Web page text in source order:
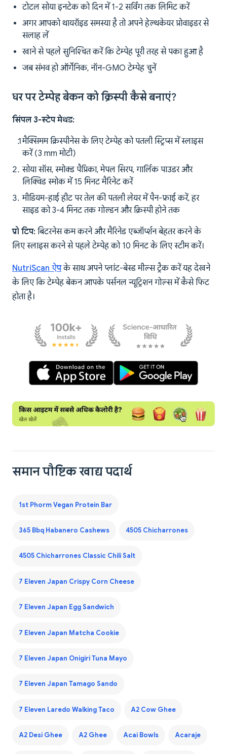
टोटल सोया इनटेक को दिन में 1-2 सर्विंग तक लिमिट करें
अगर आपको थायरॉइड समस्या है तो अपने हेल्थकेयर प्रोवाइडर से
सलाह लें
खाने से पहले सुनिश्चित करें कि टेम्पेह पूरी तरह से पका हुआ है
जब संभव हो ऑर्गेनिक, नॉन-GMO टेम्पेह चुनें
घर पर टेम्पेह बेकन को क्रिस्पी कैसे बनाएं?
सिंपल 3-स्टेप मेथड:
मैक्सिमम क्रिस्पीनेस के लिए टेम्पेह को पतली स्ट्रिप्स में स्लाइस
करें (3 mm मोटी)
सोया सॉस, स्मोक्ड पैप्रिका, मेपल सिरप, गार्लिक पाउडर और
लिक्विड स्मोक में 15 मिनट मैरिनेट करें
मीडियम-हाई हीट पर तेल की पतली लेयर में पैन-फ्राई करें, हर
साइड को 3-4 मिनट तक गोल्डन और क्रिस्पी होने तक
प्रो टिप: बिटरनेस कम करने और मैरिनेड एब्जॉर्प्शन बेहतर करने के
लिए स्लाइस करने से पहले टेम्पेह को 10 मिनट के लिए स्टीम करें।
NutriScan ऐपके साथ अपने प्लांट-बेस्ड मील्स ट्रैक करें यह देखने
के लिए कि टेम्पेह बेकन आपके पर्सनल न्यूट्रिशन गोल्स में कैसे फिट
होता है।
समान पौष्टिक खाद्य पदार्थ
1st Phorm Vegan Protein Bar
365 Bbq Habanero Cashews 4505 Chicharrones
4505 Chicharrones Classic Chili Salt
7 Eleven Japan Crispy Corn Cheese
7 Eleven Japan Egg Sandwich
7 Eleven Japan Matcha Cookie
7 Eleven Japan Onigiri Tuna Mayo
7 Eleven Japan Tamago Sando
7 Eleven Laredo Walking Taco A2 Cow Ghee
A2 Desi Ghee A2 Ghee Acai Bowls Acaraje